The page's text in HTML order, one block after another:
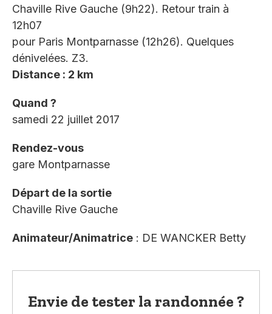
Chaville Rive Gauche (9h22). Retour train à
12h07
pour Paris Montparnasse (12h26). Quelques
dénivelées. Z3.
Distance : 2 km
Quand ?
samedi 22 juillet 2017
Rendez-vous
gare Montparnasse
Départ de la sortie
Chaville Rive Gauche
Animateur/Animatrice : DE WANCKER Betty
Envie de tester la randonnée ?